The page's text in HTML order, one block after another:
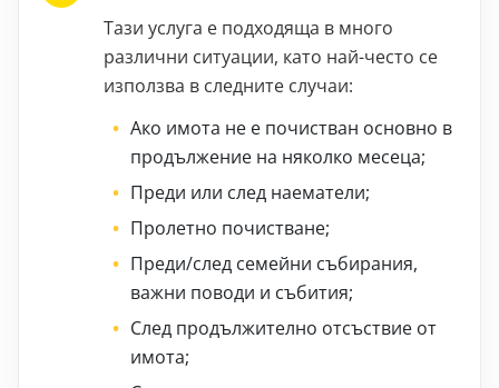
Тази услуга е подходяща в много
различни ситуации, като най-често се
използва в следните случаи:
Ако имота не е почистван основно в
продължение на няколко месеца;
Преди или след наематели;
Пролетно почистване;
Преди/след семейни събирания,
важни поводи и събития;
След продължително отсъствие от
имота;